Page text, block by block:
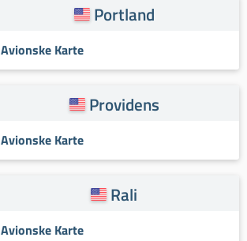
Portland
Avionske Karte
Providens
Avionske Karte
Rali
Avionske Karte